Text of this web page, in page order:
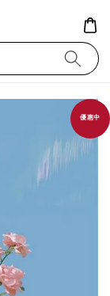
優惠中